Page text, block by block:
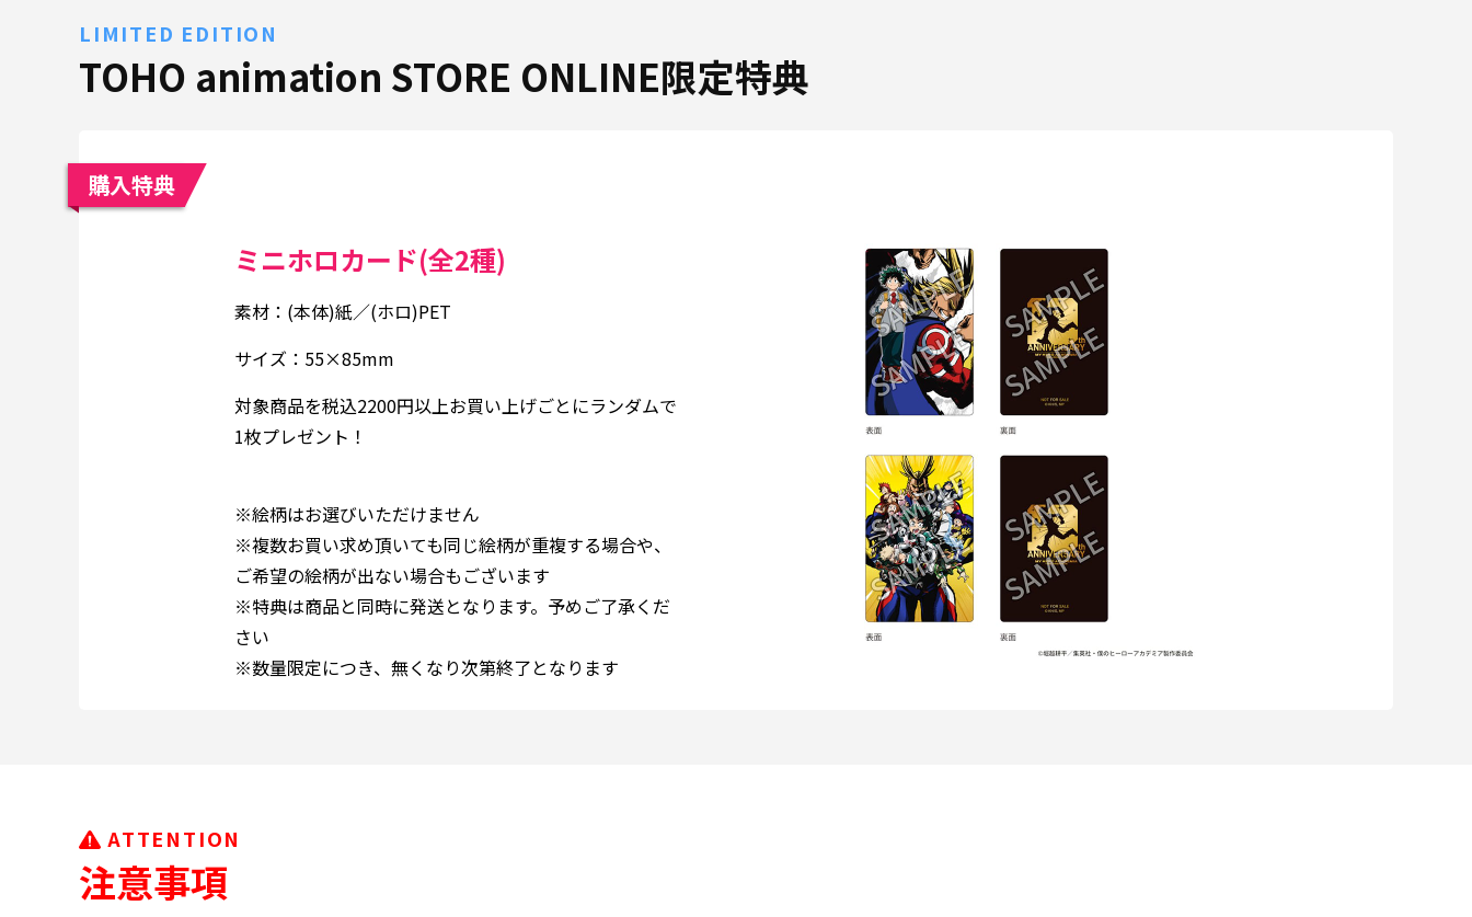
LIMITED EDITION
TOHO animation STORE ONLINE限定特典
購入特典
ミニホロカード(全2種)
素材：(本体)紙／(ホロ)PET
サイズ：55×85mm
対象商品を税込2200円以上お買い上げごとにランダムで
1枚プレゼント！
※絵柄はお選びいただけません
※複数お買い求め頂いても同じ絵柄が重複する場合や、
ご希望の絵柄が出ない場合もございます
※特典は商品と同時に発送となります。予めご了承くだ
さい
※数量限定につき、無くなり次第終了となります
ATTENTION
注意事項